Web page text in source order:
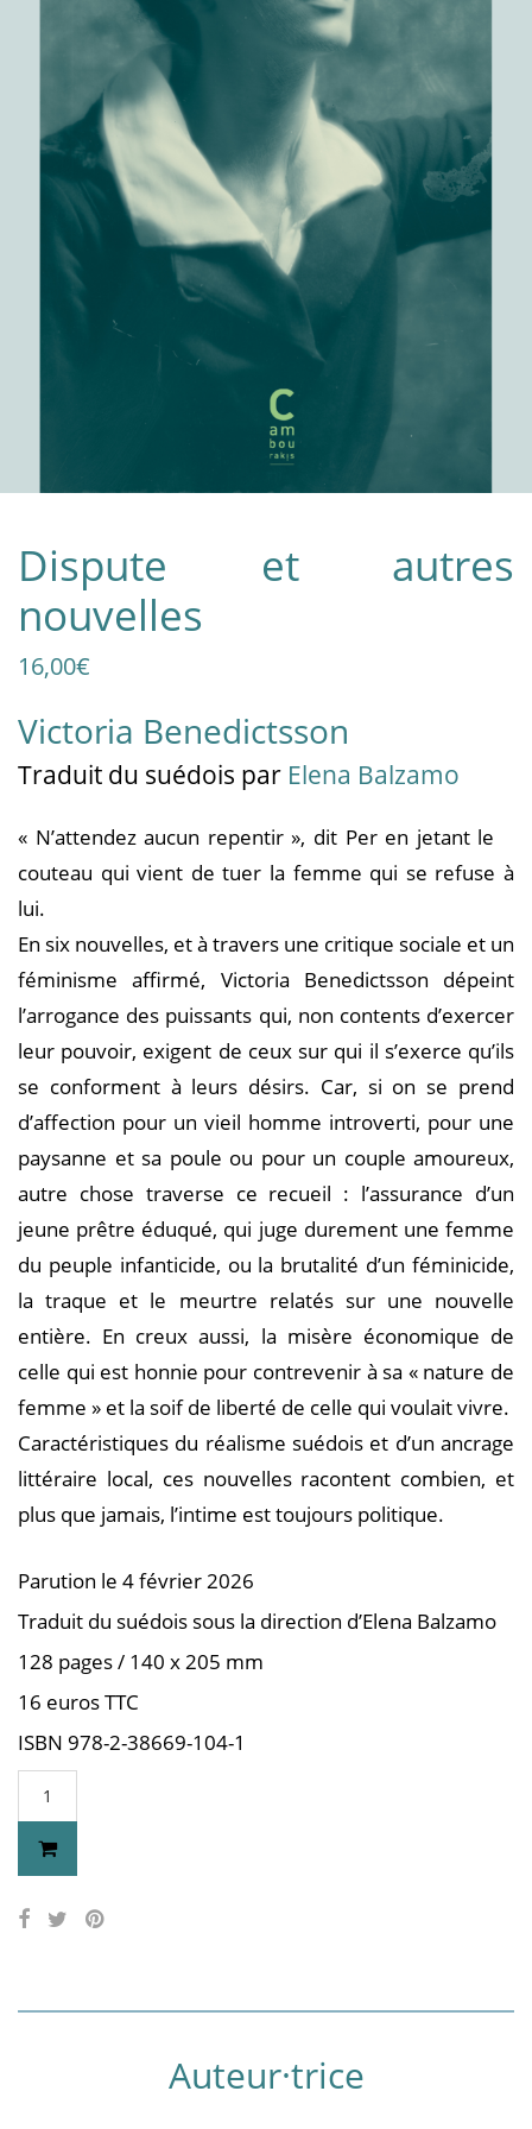
Dispute et autres
nouvelles
16,00€
Victoria Benedictsson
Traduit du suédois par Elena Balzamo
« N’attendez aucun repentir », dit Per en jetant le
couteau qui vient de tuer la femme qui se refuse à
lui.
En six nouvelles, et à travers une critique sociale et un
féminisme affirmé, Victoria Benedictsson dépeint
l’arrogance des puissants qui, non contents d’exercer
leur pouvoir, exigent de ceux sur qui il s’exerce qu’ils
se conforment à leurs désirs. Car, si on se prend
d’affection pour un vieil homme introverti, pour une
paysanne et sa poule ou pour un couple amoureux,
autre chose traverse ce recueil : l’assurance d’un
jeune prêtre éduqué, qui juge durement une femme
du peuple infanticide, ou la brutalité d’un féminicide,
la traque et le meurtre relatés sur une nouvelle
entière. En creux aussi, la misère économique de
celle qui est honnie pour contrevenir à sa « nature de
femme » et la soif de liberté de celle qui voulait vivre.
Caractéristiques du réalisme suédois et d’un ancrage
littéraire local, ces nouvelles racontent combien, et
plus que jamais, l’intime est toujours politique.
Parution le 4 février 2026
Traduit du suédois sous la direction d’Elena Balzamo
128 pages / 140 x 205 mm
16 euros TTC
ISBN 978-2-38669-104-1
Auteur·trice